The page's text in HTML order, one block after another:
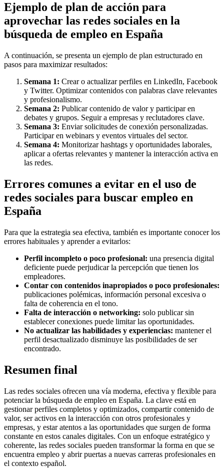
Ejemplo de plan de acción para
aprovechar las redes sociales en la
búsqueda de empleo en España
A continuación, se presenta un ejemplo de plan estructurado en
pasos para maximizar resultados:
Semana 1: Crear o actualizar perfiles en LinkedIn, Facebook
y Twitter. Optimizar contenidos con palabras clave relevantes
y profesionalismo.
Semana 2: Publicar contenido de valor y participar en
debates y grupos. Seguir a empresas y reclutadores clave.
Semana 3: Enviar solicitudes de conexión personalizadas.
Participar en webinars y eventos virtuales del sector.
Semana 4: Monitorizar hashtags y oportunidades laborales,
aplicar a ofertas relevantes y mantener la interacción activa en
las redes.
Errores comunes a evitar en el uso de
redes sociales para buscar empleo en
España
Para que la estrategia sea efectiva, también es importante conocer los
errores habituales y aprender a evitarlos:
Perfil incompleto o poco profesional: una presencia digital
deficiente puede perjudicar la percepción que tienen los
empleadores.
Contar con contenidos inapropiados o poco profesionales:
publicaciones polémicas, información personal excesiva o
falta de coherencia en el tono.
Falta de interacción o networking: solo publicar sin
establecer conexiones puede limitar las oportunidades.
No actualizar las habilidades y experiencias: mantener el
perfil desactualizado disminuye las posibilidades de ser
encontrado.
Resumen final
Las redes sociales ofrecen una vía moderna, efectiva y flexible para
potenciar la búsqueda de empleo en España. La clave está en
gestionar perfiles completos y optimizados, compartir contenido de
valor, ser activos en la interacción con otros profesionales y
empresas, y estar atentos a las oportunidades que surgen de forma
constante en estos canales digitales. Con un enfoque estratégico y
coherente, las redes sociales pueden transformar la forma en que se
encuentra empleo y abrir puertas a nuevas carreras profesionales en
el contexto español.